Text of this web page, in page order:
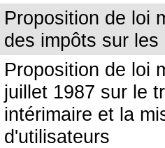
Proposition de loi
des impôts sur
Proposition de loi
juillet 1987 sur le
intérimaire et la
d'utilisateurs